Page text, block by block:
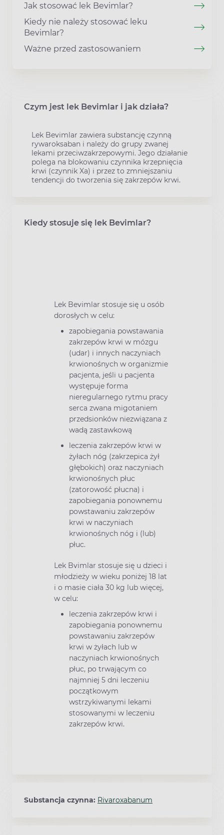
Jak stosować lek Bevimlar?
Kiedy nie należy stosować leku
Bevimlar?
Ważne przed zastosowaniem
Czym jest lek Bevimlar i jak działa?
Lek Bevimlar zawiera substancję czynną
rywaroksaban i należy do grupy zwanej
lekami przeciwzakrzepowymi. Jego działanie
polega na blokowaniu czynnika krzepnięcia
krwi (czynnik Xa) i przez to zmniejszaniu
tendencji do tworzenia się zakrzepów krwi.
Kiedy stosuje się lek Bevimlar?
Lek Bevimlar stosuje się u osób
dorosłych w celu:
zapobiegania powstawania
zakrzepów krwi w mózgu
(udar) i innych naczyniach
krwionośnych w organizmie
pacjenta, jeśli u pacjenta
występuje forma
nieregularnego rytmu pracy
serca zwana migotaniem
przedsionków niezwiązana z
wadą zastawkową
leczenia zakrzepów krwi w
żyłach nóg (zakrzepica żył
głębokich) oraz naczyniach
krwionośnych płuc
(zatorowość płucna) i
zapobiegania ponownemu
powstawaniu zakrzepów
krwi w naczyniach
krwionośnych nóg i (lub)
płuc.
Lek Bvimlar stosuje się u dzieci i
młodzieży w wieku poniżej 18 lat
i o masie ciała 30 kg lub więcej,
w celu:
leczenia zakrzepów krwi i
zapobiegania ponownemu
powstawaniu zakrzepów
krwi w żyłach lub w
naczyniach krwionośnych
płuc, po trwającym co
najmniej 5 dni leczeniu
początkowym
wstrzykiwanymi lekami
stosowanymi w leczeniu
zakrzepów krwi.
Substancja czynna: Rivaroxabanum